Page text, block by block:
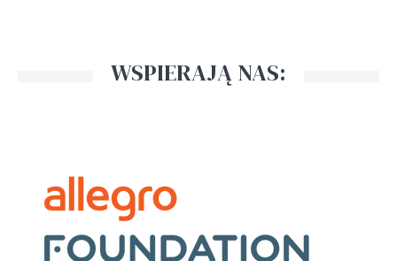
WSPIERAJĄ NAS: